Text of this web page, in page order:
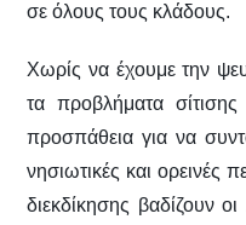
σε όλους τους κλάδους.
Χωρίς να έχουμε την
τα προβλήματα
προσπάθεια για να
νησιωτικές και ορεινές
διεκδίκησης βαδίζουν